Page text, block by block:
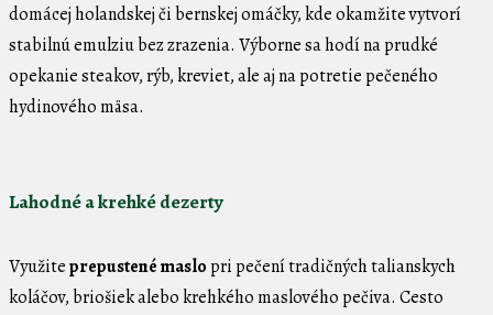
domácej holandskej či bernskej omáčky, kde okamžite vytvorí
stabilnú emulziu bez zrazenia. Výborne sa hodí na prudké
opekanie steakov, rýb, kreviet, ale aj na potretie pečeného
hydinového mäsa.
Lahodné a krehké dezerty
Využiteprepustené maslopri pečení tradičných talianskych
koláčov, briošiek alebo krehkého maslového pečiva. Cesto